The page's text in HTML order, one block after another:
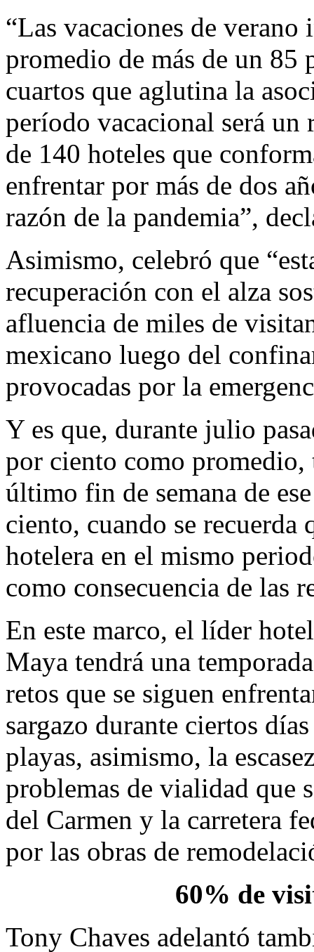
“Las vacaciones de
promedio de más de un 85
cuartos que aglutina la
período vacacional será un
de 140 hoteles que
enfrentar por más de dos
razón de la pandemia”,
Asimismo, celebró que
recuperación con el alza
afluencia de miles de
mexicano luego del
provocadas por la
Y es que, durante julio
por ciento como
último fin de semana de
ciento, cuando se recuerda
hotelera en el mismo
como consecuencia de las
En este marco, el líder
Maya tendrá una
retos que se siguen
sargazo durante ciertos
playas, asimismo, la
problemas de vialidad que
del Carmen y la carretera
por las obras de
60% de
Tony Chaves adelantó